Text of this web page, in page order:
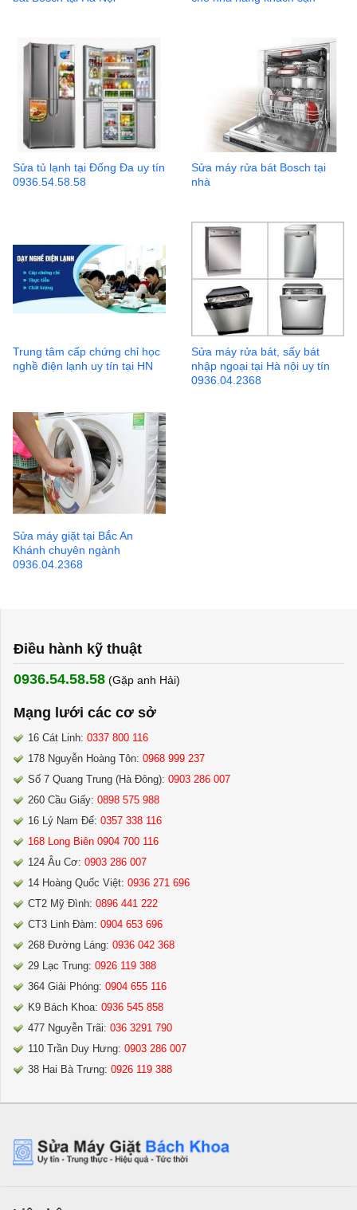
Sửa tủ lạnh tại Đống Đa uy tín
0936.54.58.58
Sửa máy rửa bát Bosch tại
nhà
Trung tâm cấp chứng chỉ học
nghề điện lạnh uy tín tại HN
Sửa máy rửa bát, sấy bát
nhập ngoại tại Hà nội uy tín
0936.04.2368
Sửa máy giặt tại Bắc An
Khánh chuyên ngành
0936.04.2368
Điều hành kỹ thuật
0936.54.58.58 (Gặp anh Hải) ​
Mạng lưới các cơ sở
16 Cát Linh: 0337 800 116
178 Nguyễn Hoàng Tôn: 0968 999 237
Số 7 Quang Trung (Hà Đông): 0903 286 007
260 Cầu Giấy: 0898 575 988
16 Lý Nam Đế: 0357 338 116
168 Long Biên 0904 700 116
124 Âu Cơ: 0903 286 007
14 Hoàng Quốc Việt: 0936 271 696
CT2 Mỹ Đình: 0896 441 222
CT3 Linh Đàm: 0904 653 696
268 Đường Láng: 0936 042 368
29 Lạc Trung: 0926 119 388
364 Giải Phóng: 0904 655 116
K9 Bách Khoa: 0936 545 858
477 Nguyễn Trãi: 036 3291 790
110 Trần Duy Hưng: 0903 286 007
38 Hai Bà Trưng: 0926 119 388